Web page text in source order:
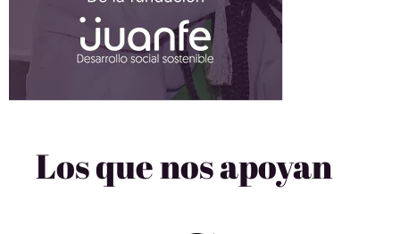
Los que nos apoyan